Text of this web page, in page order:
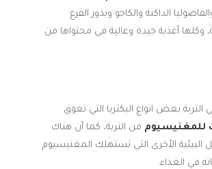
الداكنة والكاجو وبذور القرع
وكلها أغذية جيدة وعالية في محتواها من
بعض انواع البكتريا التي تعوق
للمغنيسيوم من التربة، كما أن هناك
البيئية الأخرى التي تستهلك المغنيسيوم
في الغذاء.